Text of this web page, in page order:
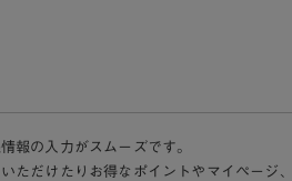
報の入力がスムーズです。
ただけたりお得なポイントやマイページ、